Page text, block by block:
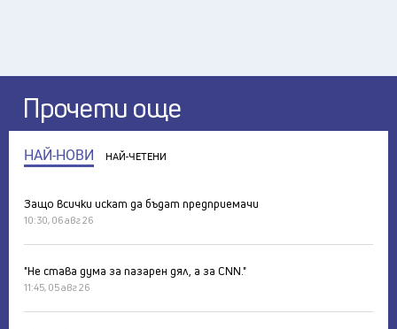
Прочети още
НАЙ-НОВИ НАЙ-ЧЕТЕНИ
Защо всички искат да бъдат предприемачи
10:30, 06 авг 26
"Не става дума за пазарен дял, а за CNN."
11:45, 05 авг 26